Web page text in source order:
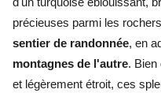
précieuses parmi les
sentier de randonnée, en
montagnes de l'autre. Bien
et légèrement étroit, ces